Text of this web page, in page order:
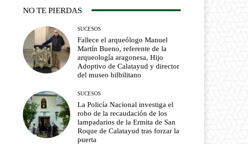
NO TE PIERDAS
SUCESOS
Fallece el arqueólogo Manuel
Martín Bueno, referente de la
arqueología aragonesa, Hijo
Adoptivo de Calatayud y director
del museo bilbilitano
SUCESOS
La Policía Nacional investiga el
robo de la recaudación de los
lampadarios de la Ermita de San
Roque de Calatayud tras forzar la
puerta